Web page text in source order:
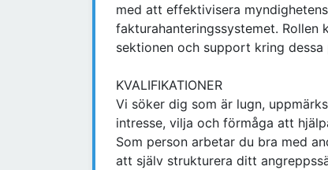
med att effektivisera
fakturahanteringssystemet.
sektionen och support kring
KVALIFIKATIONER
Vi söker dig som är lugn,
intresse, vilja och förmåga att
Som person arbetar du bra med
att själv strukturera ditt